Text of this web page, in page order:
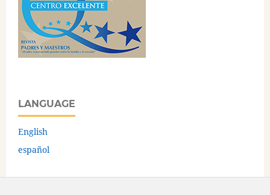
LANGUAGE
English
español